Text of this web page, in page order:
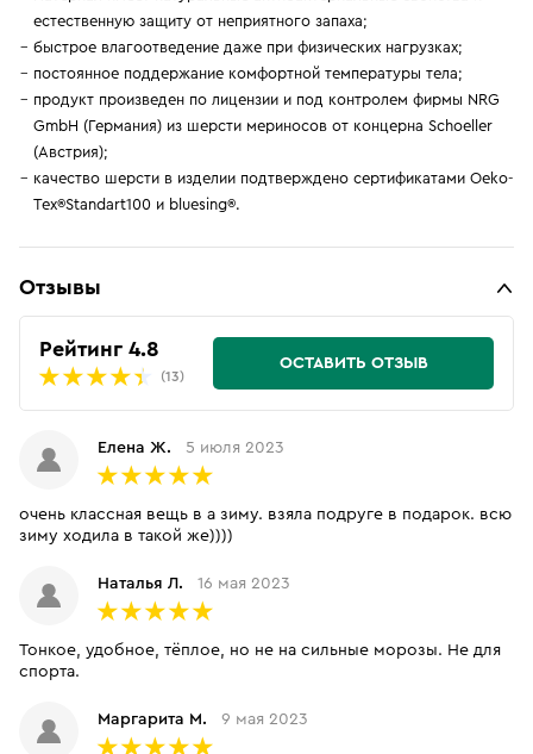
естественную защиту от неприятного запаха;
быстрое влагоотведение даже при физических нагрузках;
постоянное поддержание комфортной температуры тела;
продукт произведен по лицензии и под контролем фирмы NRG
GmbH (Германия) из шерсти мериносов от концерна Schoeller
(Австрия);
качество шерсти в изделии подтверждено сертификатами Oeko-
Tex®Standart100 и bluesing®.
Отзывы
Рейтинг 4.8
(13)
ОСТАВИТЬ ОТЗЫВ
Елена Ж. 5 июля 2023
очень классная вещь в а зиму. взяла подруге в подарок. всю
зиму ходила в такой же))))
Наталья Л. 16 мая 2023
Тонкое, удобное, тёплое, но не на сильные морозы. Не для
спорта.
Маргарита М. 9 мая 2023